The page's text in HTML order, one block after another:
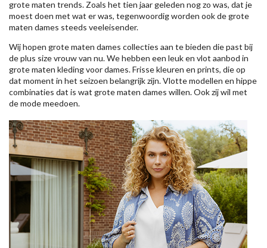
grote maten trends. Zoals het tien jaar geleden nog zo was, dat je
moest doen met wat er was, tegenwoordig worden ook de grote
maten dames steeds veeleisender.
Wij hopen grote maten dames collecties aan te bieden die past bij
de plus size vrouw van nu. We hebben een leuk en vlot aanbod in
grote maten kleding voor dames. Frisse kleuren en prints, die op
dat moment in het seizoen belangrijk zijn. Vlotte modellen en hippe
combinaties dat is wat grote maten dames willen. Ook zij wil met
de mode meedoen.